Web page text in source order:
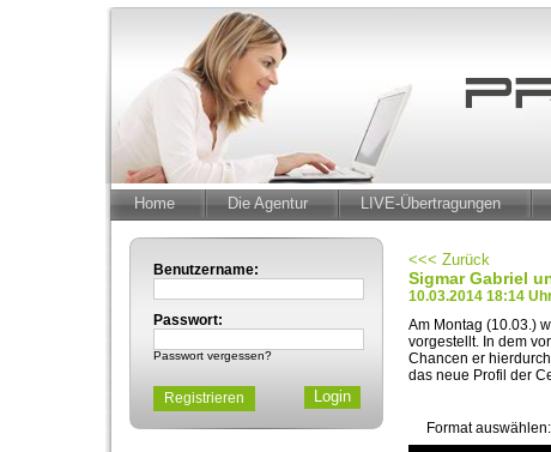
Home Die Agentur LIVE-Übertragungen
Benutzername:
Passwort:
Passwort vergessen?
Registrieren
<<< Zurück
Sigmar Gabriel
10.03.2014 18:14
Am Montag (10.03.)
vorgestellt. In dem
Chancen er
das neue Profil der
Format auswählen: